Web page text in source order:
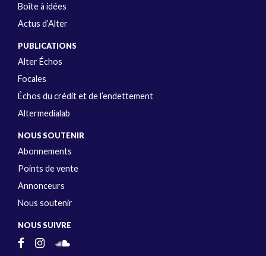
Boîte à idées
Actus d’Alter
PUBLICATIONS
Alter Échos
Focales
Échos du crédit et de l’endettement
Altermedialab
NOUS SOUTENIR
Abonnements
Points de vente
Annonceurs
Nous soutenir
NOUS SUIVRE